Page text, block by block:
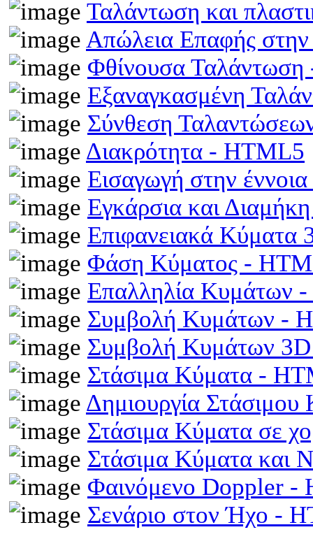
Ταλάντωση και
Απώλεια Επαφής
Φθίνουσα
Εξαναγκασμένη
Σύνθεση
Διακρότητα - HTML5
Εισαγωγή στην
Εγκάρσια και
Επιφανειακά
Φάση Κύματος -
Επαλληλία Κυμάτων
Συμβολή Κυμάτων -
Συμβολή Κυμάτων
Στάσιμα Κύματα -
Δημιουργία
Στάσιμα Κύματα σε
Στάσιμα Κύματα και
Φαινόμενο Doppler -
Σενάριο στον Ήχο -